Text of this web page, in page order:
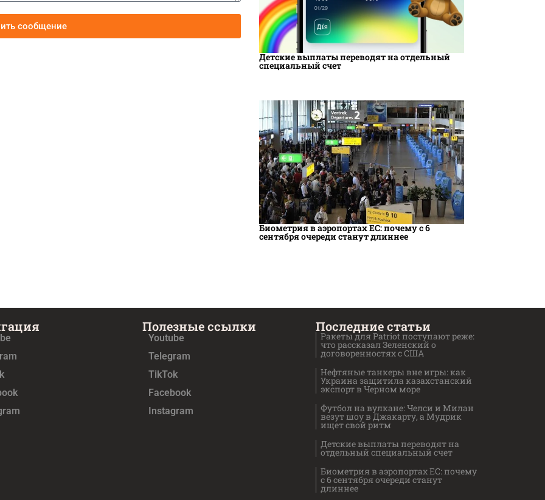
сообщение
Детские выплаты переводят на отдельный
специальный счет
Биометрия в аэропортах ЕС: почему с 6
сентября очереди станут длиннее
Полезные ссылки
Youtube
Telegram
TikTok
Facebook
Instagram
Последние статьи
Ракеты для Patriot поступают реже:
что рассказал Зеленский о
договоренностях с США
Нефтяные танкеры вне игры: как
Украина защитила казахстанский
экспорт в Черном море
Футбол на вулкане: Челси и Милан
везут шоу в Джакарту, а Мудрик
ищет свой ритм
Детские выплаты переводят на
отдельный специальный счет
Биометрия в аэропортах ЕС: почему
с 6 сентября очереди станут
длиннее